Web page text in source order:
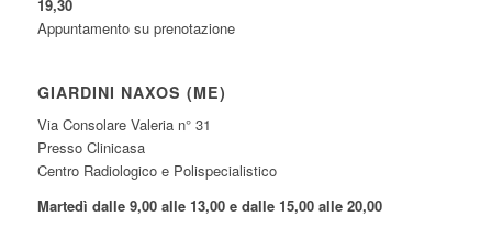
19,30
Appuntamento su prenotazione
GIARDINI NAXOS (ME)
Via Consolare Valeria n° 31
Presso Clinicasa
Centro Radiologico e Polispecialistico
Martedì dalle 9,00 alle 13,00 e dalle 15,00 alle 20,00